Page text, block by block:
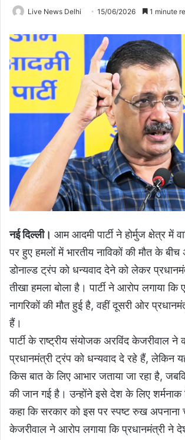
Live News Delhi 15/06/2026 1 minute
नई दिल्ली। आम आदमी पार्टी ने होर्मुज क्षेत्र में
पर हुए हमलों में भारतीय नाविकों की मौत के बीच
डोनाल्ड ट्रंप को धन्यवाद देने को लेकर
तीखा हमला बोला है। पार्टी ने आरोप लगाया
नागरिकों की मौत हुई है, वहीं दूसरी ओर
हैं।
पार्टी के राष्ट्रीय संयोजक अरविंद केजरीवाल ने
प्रधानमंत्री ट्रंप को धन्यवाद दे रहे हैं, लेकिन
किस बात के लिए आभार जताया जा रहा है,
की जान गई है। उन्होंने इसे देश के लिए शर्मनाक
कहा कि सरकार को इस पर स्पष्ट रुख अपनाना
केजरीवाल ने आरोप लगाया कि प्रधानमंत्री ने